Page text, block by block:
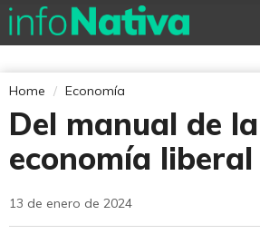
Home Economía
Del manual de la
economía liberal
13 de enero de 2024